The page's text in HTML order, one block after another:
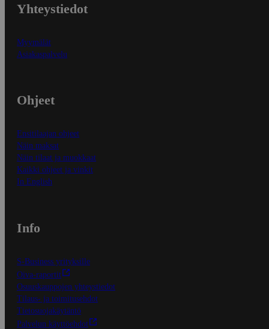
Yhteystiedot
Myymälät
Asiakaspalvelu
Ohjeet
Ensitilaajan ohjeet
Näin maksat
Näin tilaat ja muokkaat
Kaikki ohjeet ja vinkit
In English
Info
S-Business yrityksille
Oiva-raportit
Osuuskauppojen yhteystiedot
Tilaus- ja toimitusehdot
Tietosuojakäytäntö
Palvelun käyttöehdot